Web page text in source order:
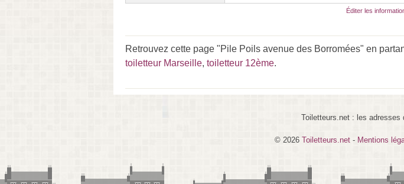
Éditer les
Retrouvez cette page "Pile Poils avenue des Borromées" en
toiletteur Marseille, toiletteur 12ème.
Toiletteurs.net : les adresses
© 2026 Toiletteurs.net - Mentions